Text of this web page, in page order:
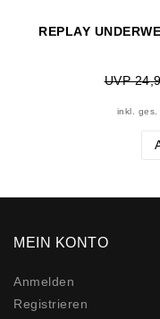
REPLAY
UVP
inkl. ges.
MEIN KONTO
Anmelden
Registrieren